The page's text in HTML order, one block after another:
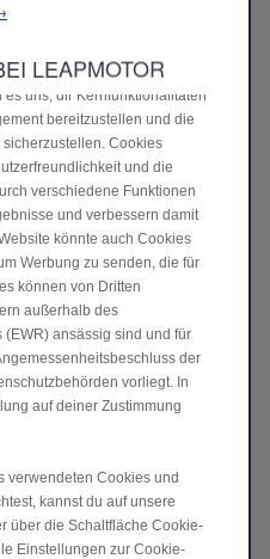
LEAPMOTOR
Erlebnis auf unserer Website
uns, dir Kernfunktionalitäten
bereitzustellen und die
Cookies
und die
verschiedene Funktionen
und verbessern damit
könnte auch Cookies
Werbung zu senden, die für
können von Dritten
außerhalb des
ansässig sind und für
der
vorliegt. In
auf deiner Zustimmung
verwendeten Cookies und
kannst du auf unsere
über die Schaltfläche Cookie-
Einstellungen zur Cookie-